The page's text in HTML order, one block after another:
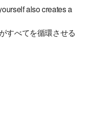
also creates a
すべてを循環させる